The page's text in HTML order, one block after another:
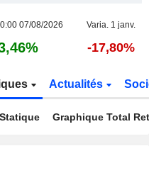
07/08/2026 Varia. 1 janv.
-17,80%
Actualités
Graphique Total